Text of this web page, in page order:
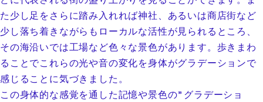
た少し足をさらに踏み入れれば神社、あるいは商店街など
少し落ち着きながらもローカルな活性が見られるところ、
その海沿いでは工場など色々な景色があります。歩きまわ
ることでこれらの光や音の変化を身体がグラデーションで
感じることに気づきました。
この身体的な感覚を通した記憶や景色の”グラデーショ